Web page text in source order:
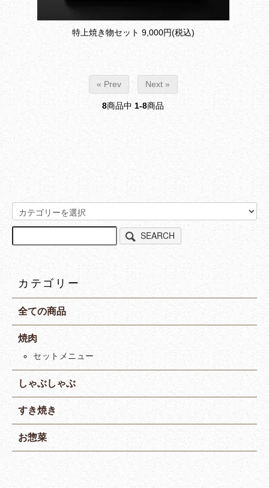
特上焼き物セット 9,000円(税込)
« Prev Next »
8商品中 1-8商品
SEARCH
カテゴリー
全ての商品
焼肉
セットメニュー
しゃぶしゃぶ
すき焼き
お惣菜